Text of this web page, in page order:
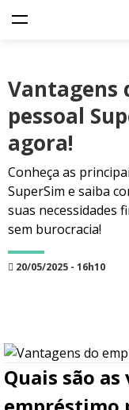
Vantagens
pessoal
agora!
Conheça as
SuperSim e saiba
suas necessidades
sem burocracia!
20/05/2025 - 16h10
Quais são